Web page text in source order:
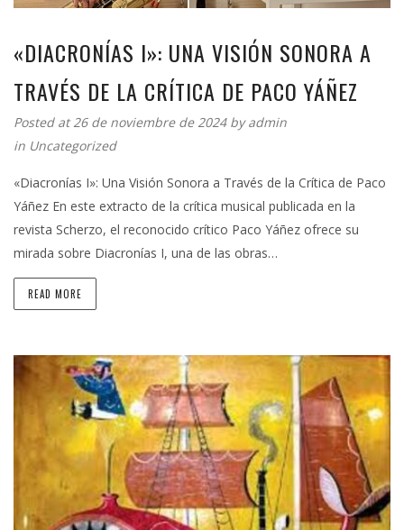
«DIACRONÍAS I»: UNA VISIÓN SONORA A
TRAVÉS DE LA CRÍTICA DE PACO YÁÑEZ
Posted at 26 de noviembre de 2024 byadmin
in Uncategorized
«Diacronías I»: Una Visión Sonora a Través de la Crítica de Paco
Yáñez En este extracto de la crítica musical publicada en la
revista Scherzo, el reconocido crítico Paco Yáñez ofrece su
mirada sobre Diacronías I, una de las obras…
READ MORE